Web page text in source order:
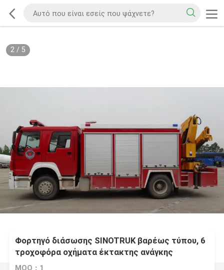
2/ 5
Φορτηγό διάσωσης SINOTRUK βαρέως τύπου, 6
τροχοφόρα οχήματα έκτακτης ανάγκης
διάσωσης
MOQ：1